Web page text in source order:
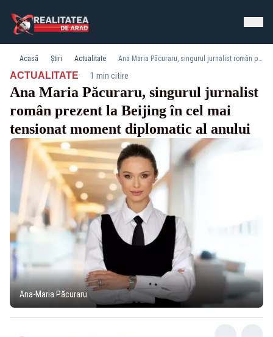
Acasă Știri Actualitate Ana Maria Păcuraru, singurul jurnalist român prezent la Beijing în cel mai tensionat moment diplomatic al anului
ACTUALITATE· 1 min citire
Ana Maria Păcuraru, singurul jurnalist
român prezent la Beijing în cel mai
tensionat moment diplomatic al anului
Ana-Maria Păcuraru